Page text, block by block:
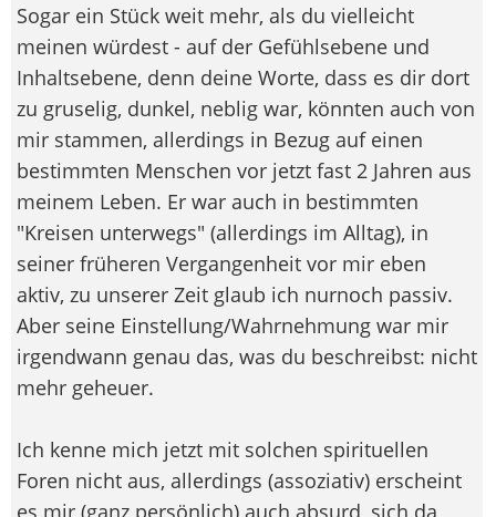
Sogar ein Stück weit mehr, als du vielleicht
meinen würdest - auf der Gefühlsebene und
Inhaltsebene, denn deine Worte, dass es dir dort
zu gruselig, dunkel, neblig war, könnten auch von
mir stammen, allerdings in Bezug auf einen
bestimmten Menschen vor jetzt fast 2 Jahren aus
meinem Leben. Er war auch in bestimmten
"Kreisen unterwegs" (allerdings im Alltag), in
seiner früheren Vergangenheit vor mir eben
aktiv, zu unserer Zeit glaub ich nurnoch passiv.
Aber seine Einstellung/Wahrnehmung war mir
irgendwann genau das, was du beschreibst: nicht
mehr geheuer.
Ich kenne mich jetzt mit solchen spirituellen
Foren nicht aus, allerdings (assoziativ) erscheint
es mir (ganz persönlich) auch absurd, sich da